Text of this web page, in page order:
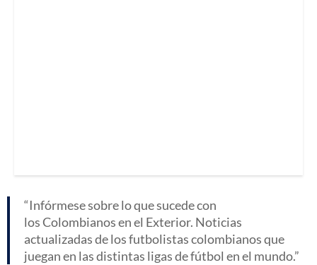
Infórmese sobre lo que sucede con
los Colombianos en el Exterior. Noticias
actualizadas de los futbolistas colombianos que
juegan en las distintas ligas de fútbol en el mundo.